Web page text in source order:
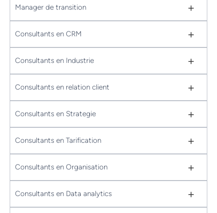
Manager de transition +
Consultants en CRM +
Consultants en Industrie +
Consultants en relation client +
Consultants en Strategie +
Consultants en Tarification +
Consultants en Organisation +
Consultants en Data analytics +